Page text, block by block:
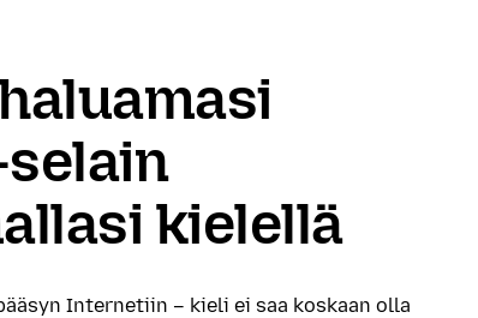
kielellä
Internetiin – kieli ei saa koskaan olla